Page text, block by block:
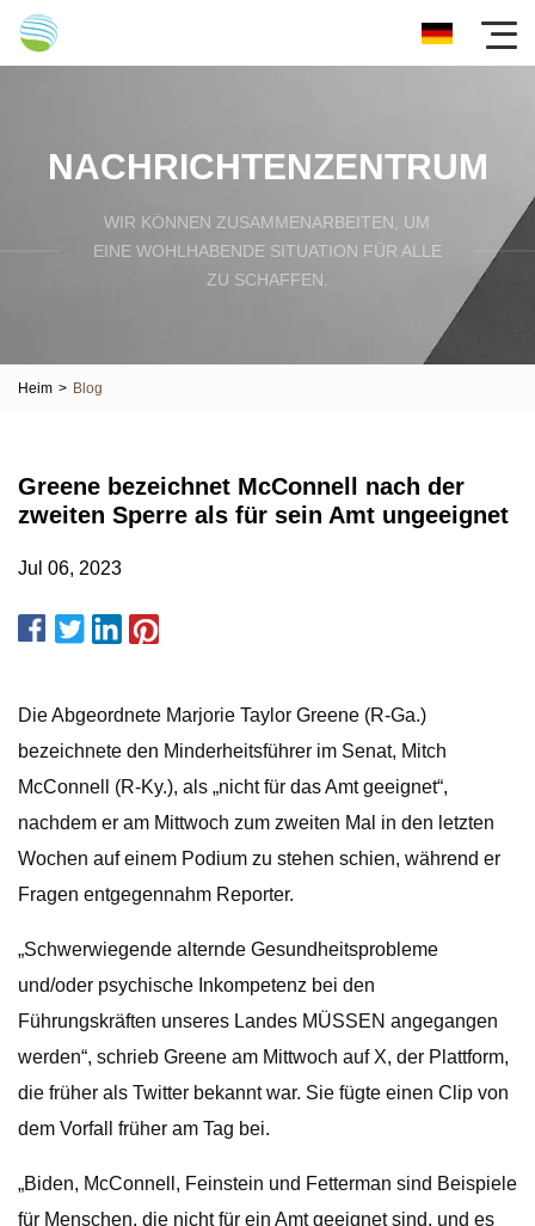
NACHRICHTENZENTRUM
WIR KÖNNEN ZUSAMMENARBEITEN, UM
EINE WOHLHABENDE SITUATION FÜR ALLE
ZU SCHAFFEN.
Heim > Blog
Greene bezeichnet McConnell nach der
zweiten Sperre als für sein Amt ungeeignet
Jul 06, 2023
Die Abgeordnete Marjorie Taylor Greene (R-Ga.)
bezeichnete den Minderheitsführer im Senat, Mitch
McConnell (R-Ky.), als „nicht für das Amt geeignet“,
nachdem er am Mittwoch zum zweiten Mal in den letzten
Wochen auf einem Podium zu stehen schien, während er
Fragen entgegennahm Reporter.
„Schwerwiegende alternde Gesundheitsprobleme
und/oder psychische Inkompetenz bei den
Führungskräften unseres Landes MÜSSEN angegangen
werden“, schrieb Greene am Mittwoch auf X, der Plattform,
die früher als Twitter bekannt war. Sie fügte einen Clip von
dem Vorfall früher am Tag bei.
„Biden, McConnell, Feinstein und Fetterman sind Beispiele
für Menschen, die nicht für ein Amt geeignet sind, und es